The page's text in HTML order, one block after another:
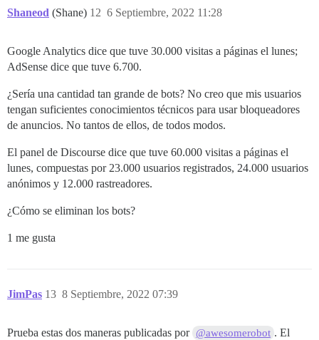
Shaneod (Shane) 6 Septiembre, 2022 11:28
12
Google Analytics dice que tuve 30.000 visitas a páginas el lunes;
AdSense dice que tuve 6.700.
¿Sería una cantidad tan grande de bots? No creo que mis usuarios
tengan suficientes conocimientos técnicos para usar bloqueadores
de anuncios. No tantos de ellos, de todos modos.
El panel de Discourse dice que tuve 60.000 visitas a páginas el
lunes, compuestas por 23.000 usuarios registrados, 24.000 usuarios
anónimos y 12.000 rastreadores.
¿Cómo se eliminan los bots?
1 me gusta
JimPas 8 Septiembre, 2022 07:39
13
Prueba estas dos maneras publicadas por @awesomerobot . El